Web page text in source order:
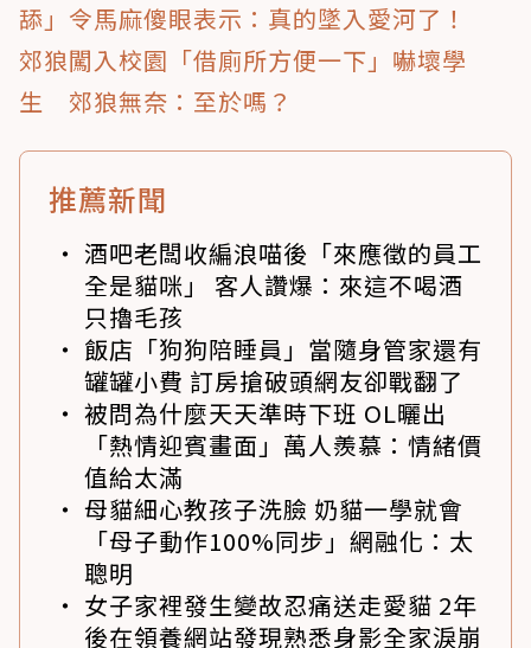
舔」令馬麻傻眼表示：真的墜入愛河了！
郊狼闖入校園「借廁所方便一下」嚇壞學
生 郊狼無奈：至於嗎？
推薦新聞
酒吧老闆收編浪喵後「來應徵的員工
全是貓咪」 客人讚爆：來這不喝酒
只擼毛孩
飯店「狗狗陪睡員」當隨身管家還有
罐罐小費 訂房搶破頭網友卻戰翻了
被問為什麼天天準時下班 OL曬出
「熱情迎賓畫面」萬人羨慕：情緒價
值給太滿
母貓細心教孩子洗臉 奶貓一學就會
「母子動作100%同步」網融化：太
聰明
女子家裡發生變故忍痛送走愛貓 2年
後在領養網站發現熟悉身影全家淚崩